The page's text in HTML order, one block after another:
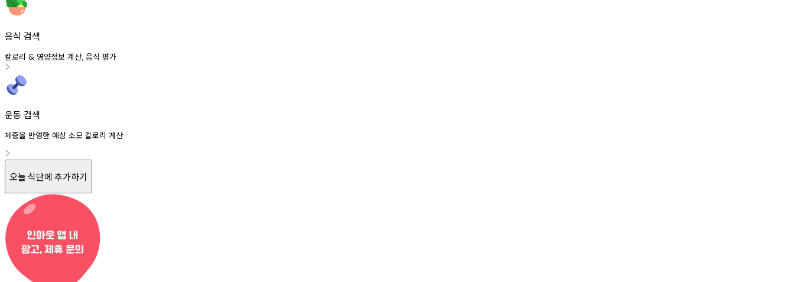
음식 검색
칼로리 & 영양정보 계산, 음식 평가
운동 검색
체중을 반영한 예상 소모 칼로리 계산
오늘 식단에 추가하기